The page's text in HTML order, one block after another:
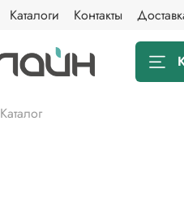
Каталоги Контакты
Каталог